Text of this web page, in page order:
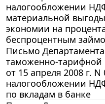
налогообложении
материальной
экономии на
беспроцентным
Письмо
таможенно-
от 15 апреля 2008 г.
налогообложении
по вкладам в банке